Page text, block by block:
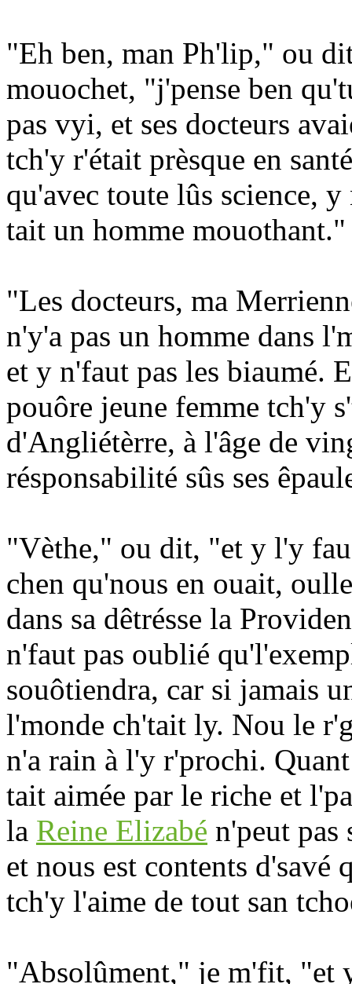
"Eh ben, man Ph'lip," ou
mouochet, "j'pense ben
pas vyi, et ses docteurs
tch'y r'était prèsque en
qu'avec toute lûs science,
tait un homme mouothant."
"Les docteurs, ma
n'y'a pas un homme dans
et y n'faut pas les biaumé.
pouôre jeune femme tch'y
d'Angliétèrre, à l'âge de
résponsabilité sûs ses
"Vèthe," ou dit, "et y l'y
chen qu'nous en ouait,
dans sa dêtrésse la
n'faut pas oublié
souôtiendra, car si jamais
l'monde ch'tait ly. Nou le
n'a rain à l'y r'prochi.
tait aimée par le riche et
la Reine Elizabé n'peut pas
et nous est contents d'savé
tch'y l'aime de tout san
"Absolûment," je m'fit, "et